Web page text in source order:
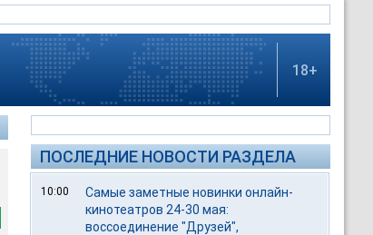
18+
ПОСЛЕДНИЕ НОВОСТИ РАЗДЕЛА
10:00
Самые заметные новинки онлайн-
кинотеатров 24-30 мая:
воссоединение "Друзей",